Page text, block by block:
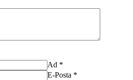
Ad *
E-Posta *